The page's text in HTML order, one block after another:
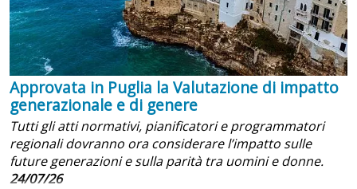
Approvata in Puglia la Valutazione di impatto
generazionale e di genere
Tutti gli atti normativi, pianificatori e programmatori
regionali dovranno ora considerare l’impatto sulle
future generazioni e sulla parità tra uomini e donne.
24/07/26